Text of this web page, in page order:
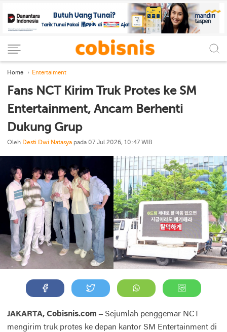
Home Entertaiment
Fans NCT Kirim Truk Protes ke SM
Entertainment, Ancam Berhenti
Dukung Grup
Oleh Desti Dwi Natasya pada 07 Jul 2026, 10:47 WIB
JAKARTA, Cobisnis.com – Sejumlah penggemar NCT
mengirim truk protes ke depan kantor SM Entertainment di